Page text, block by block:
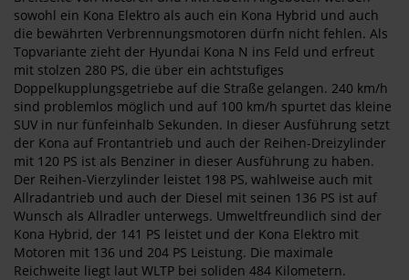
sowohl ein Kona Elektro als auch ein Kona Hybrid und auch
die bewährten Verbrennungsmotoren dürfn nicht fehlen. Als
Topvariante zieht der Hyundai Kona N ins Feld und erfreut
mit stolzen 280 PS, die über ein achtstufiges
Doppelkupplungsgetriebe auf die Straße gelangen. 240 km/h
sind problemlos möglich und auf 100 km/h spurtet das kleine
SUV in nur fünfeinhalb Sekunden. In dieser Ausführung setzt
der Kona auf Frontantrieb und auch der Reihen-Dreizylinder
mit 120 PS ist als Benziner in dieser Ausführung zu haben.
Der Reihen-Vierzylinder leistet 198 PS, wahlweise auch mit
Allradantrieb und auch der Diesel mit seinen 136 PS ist auf
Wunsch als Allradler unterwegs. Umweltfreundlich sind der
Kona Hybrid, der 141 PS leistet und der Kona Elektro mit
Motoren mit 136 und 204 PS Leistung. Die maximale
Reichweite liegt laut WLTP bei soliden 484 Kilometern.